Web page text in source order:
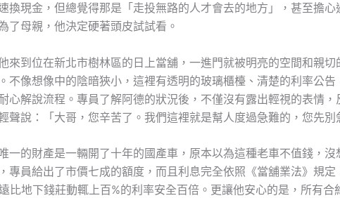
換現金，但總覺得那是「走投無路的人才會去的地方」，甚至擔心
了母親，他決定硬著頭皮試試看。
來到位在新北市樹林區的日上當舖，一進門就被明亮的空間和親切
不像想像中的陰暗狹小，這裡有透明的玻璃櫃檯、清楚的利率公告
心解說流程。專員了解阿德的狀況後，不僅沒有露出輕視的表情，
聲說：「大哥，您辛苦了。我們這裡就是幫人度過急難的，您先別
一的財產是一輛開了十年的國產車，原本以為這種老車不值錢，沒
專員給出了市價七成的額度，而且利息完全依照《當舖業法》規定
比地下錢莊動輒上百%的利率安全百倍。更讓他安心的是，所有合